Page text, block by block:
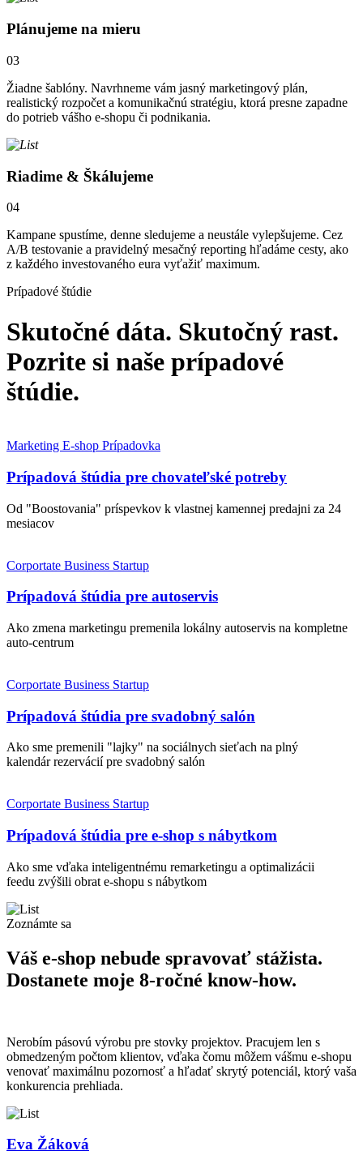
Plánujeme na mieru
03
Žiadne šablóny. Navrhneme vám jasný marketingový plán,
realistický rozpočet a komunikačnú stratégiu, ktorá presne zapadne
do potrieb vášho e-shopu či podnikania.
Riadime & Škálujeme
04
Kampane spustíme, denne sledujeme a neustále vylepšujeme. Cez
A/B testovanie a pravidelný mesačný reporting hľadáme cesty, ako
z každého investovaného eura vyťažiť maximum.
Prípadové štúdie
Skutočné dáta. Skutočný rast.
Pozrite si naše prípadové
štúdie.
Marketing E-shop Prípadovka
Prípadová štúdia pre chovateľské potreby
Od "Boostovania" príspevkov k vlastnej kamennej predajni za 24
mesiacov
Corportate Business Startup
Prípadová štúdia pre autoservis
Ako zmena marketingu premenila lokálny autoservis na kompletne
auto-centrum
Corportate Business Startup
Prípadová štúdia pre svadobný salón
Ako sme premenili "lajky" na sociálnych sieťach na plný
kalendár rezervácií pre svadobný salón
Corportate Business Startup
Prípadová štúdia pre e-shop s nábytkom
Ako sme vďaka inteligentnému remarketingu a optimalizácii
feedu zvýšili obrat e-shopu s nábytkom
Zoznámte sa
Váš e-shop nebude spravovať stážista.
Dostanete moje 8-ročné know-how.
Nerobím pásovú výrobu pre stovky projektov. Pracujem len s
obmedzeným počtom klientov, vďaka čomu môžem vášmu e-shopu
venovať maximálnu pozornosť a hľadať skrytý potenciál, ktorý vaša
konkurencia prehliada.
Eva Žáková